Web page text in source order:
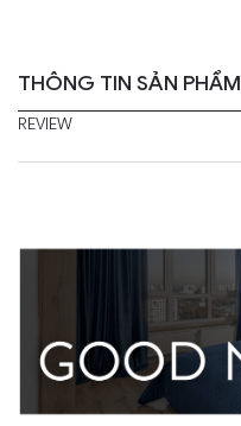
THÔNG TIN SẢN PHẨM
REVIEW